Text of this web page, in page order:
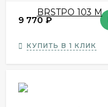
9 770₽
КУПИТЬ В 1 КЛИК